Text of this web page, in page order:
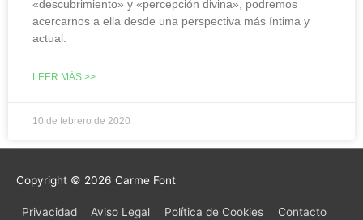
«descubrimiento» y «percepción divina», podremos
acercarnos a ella desde una perspectiva más íntima y
actual.
LEER MÁS >>
10 de febrero de 2020
Copyright © 2026 Carme Font
Privacidad Aviso Legal Política de Cookies Contacto